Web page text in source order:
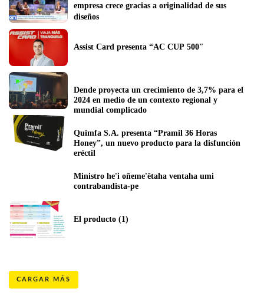
empresa crece gracias a originalidad de sus
Assist Card presenta “AC CUP 500″
Dende proyecta un crecimiento de 3,7% para el
2024 en medio de un contexto regional y
mundial complicado
Quimfa S.A. presenta “Pramil 36 Horas
Honey”, un nuevo producto para la disfunción
Ministro he'i oñeme'êtaha ventaha umi
contrabandista-pe
El producto (1)
CARGAR MÁS